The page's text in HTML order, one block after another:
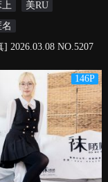
上
美RU
名
] 2026.03.08 NO.5207
146P